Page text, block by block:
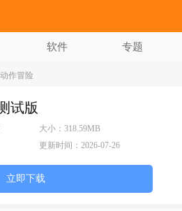
软件 专题
动作冒险
试版
大小：318.59MB
更新时间：2026-07-26
立即下载